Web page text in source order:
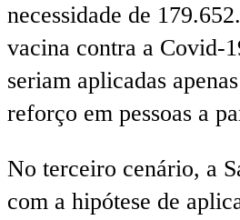
necessidade de
vacina contra a Covid-
seriam aplicadas
reforço em pessoas a
No terceiro cenário, a
com a hipótese de